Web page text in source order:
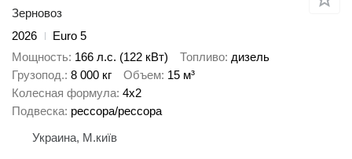
Зерновоз
2026
Euro 5
Мощность 166 л.с. (122 кВт) Топливо дизель
Грузопод. 8 000 кг Объем 15 м³
Колесная формула 4x2
Подвеска рессора/рессора
Украина, М.київ